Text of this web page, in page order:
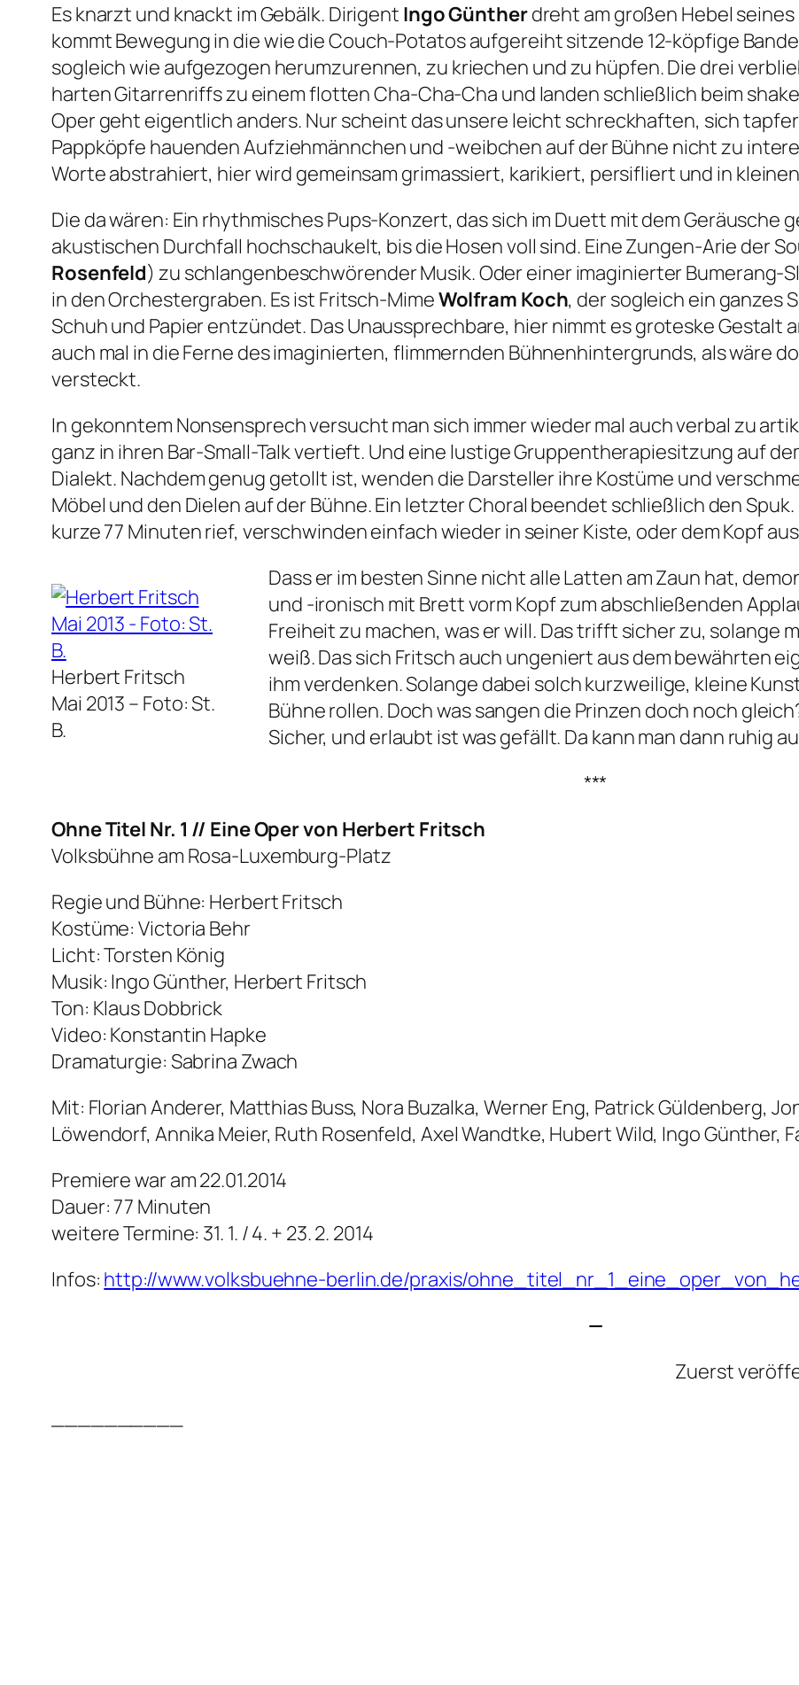
Es knarzt und knackt im Gebälk. Dirigent Ingo Güntherdreht am großen Hebel
kommt Bewegung in die wie die Couch-Potatos aufgereiht sitzende 12-köpfige
sogleich wie aufgezogen herumzurennen, zu kriechen und zu hüpfen. Die drei
harten Gitarrenriffs zu einem flotten Cha-Cha-Cha und landen schließlich beim
Oper geht eigentlich anders. Nur scheint das unsere leicht schreckhaften, sich
Pappköpfe hauenden Aufziehmännchen und -weibchen auf der Bühne nicht zu
Worte abstrahiert, hier wird gemeinsam grimassiert, karikiert, persifliert und in
Die da wären: Ein rhythmisches Pups-Konzert, das sich im Duett mit dem Geräusche
akustischen Durchfall hochschaukelt, bis die Hosen voll sind. Eine Zungen-Arie der
Rosenfeld) zu schlangenbeschwörender Musik. Oder einer imaginierter Bumerang-
in den Orchestergraben. Es ist Fritsch-MimeWolfram Koch, der sogleich ein ganzes
Schuh und Papier entzündet. Das Unaussprechbare, hier nimmt es groteske Gestalt
auch mal in die Ferne des imaginierten, flimmernden Bühnenhintergrunds, als wäre
versteckt.
In gekonntem Nonsensprech versucht man sich immer wieder mal auch verbal zu
ganz in ihren Bar-Small-Talk vertieft. Und eine lustige Gruppentherapiesitzung auf
Dialekt. Nachdem genug getollt ist, wenden die Darsteller ihre Kostüme und
Möbel und den Dielen auf der Bühne. Ein letzter Choral beendet schließlich den
kurze 77 Minuten rief, verschwinden einfach wieder in seiner Kiste, oder dem Kopf
Herbert Fritsch
Mai 2013 – Foto: St.
B.
Dass er im besten Sinne nicht alle Latten am Zaun hat,
und -ironisch mit Brett vorm Kopf zum abschließenden
Freiheit zu machen, was er will. Das trifft sicher zu, solange
weiß. Das sich Fritsch auch ungeniert aus dem bewährten
ihm verdenken. Solange dabei solch kurzweilige, kleine
Bühne rollen. Doch was sangen die Prinzen doch noch
Sicher, und erlaubt ist was gefällt. Da kann man dann ruhig
***
Ohne Titel Nr. 1 // Eine Oper von Herbert Fritsch
Volksbühne am Rosa-Luxemburg-Platz
Regie und Bühne: Herbert Fritsch
Kostüme: Victoria Behr
Licht: Torsten König
Musik: Ingo Günther, Herbert Fritsch
Ton: Klaus Dobbrick
Video: Konstantin Hapke
Dramaturgie: Sabrina Zwach
Mit: Florian Anderer, Matthias Buss, Nora Buzalka, Werner Eng, Patrick Güldenberg,
Löwendorf, Annika Meier, Ruth Rosenfeld, Axel Wandtke, Hubert Wild, Ingo Günther,
Premiere war am 22.01.2014
Dauer: 77 Minuten
weitere Termine: 31. 1. / 4. + 23. 2. 2014
Infos: http://www.volksbuehne-berlin.de/praxis/
—
Zuerst